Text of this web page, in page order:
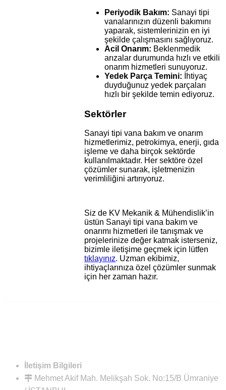
Periyodik Bakım: Sanayi tipi
vanalarınızın düzenli bakımını
yaparak, sistemlerinizin en iyi
şekilde çalışmasını sağlıyoruz.
Acil Onarım: Beklenmedik
arızalar durumunda hızlı ve etkili
onarım hizmetleri sunuyoruz.
Yedek Parça Temini: İhtiyaç
duyduğunuz yedek parçaları
hızlı bir şekilde temin ediyoruz.
Sektörler
Sanayi tipi vana bakım ve onarım
hizmetlerimiz, petrokimya, enerji, gıda
işleme ve daha birçok sektörde
kullanılmaktadır. Her sektöre özel
çözümler sunarak, işletmenizin
verimliliğini artırıyoruz.
Siz de KV Mekanik & Mühendislik’in
üstün Sanayi tipi vana bakım ve
onarımı hizmetleri ile tanışmak ve
projelerinize değer katmak isterseniz,
bizimle iletişime geçmek için lütfen
tıklayınız. Uzman ekibimiz,
ihtiyaçlarınıza özel çözümler sunmak
için her zaman hazır.
İletişim Bilgileri
Mehmet Akif Mah. Melikşah Sok. No:15/B Ümraniye